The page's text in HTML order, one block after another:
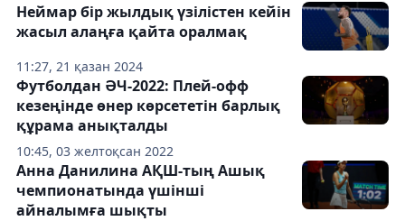
11:27, 21 қазан 2024
Неймар бір жылдық үзілістен кейін
жасыл алаңға қайта оралмақ
10:45, 03 желтоқсан 2022
Футболдан ӘЧ-2022: Плей-офф
кезеңінде өнер көрсететін барлық
құрама анықталды
Анна Данилина АҚШ-тың Ашық
чемпионатында үшінші
айналымға шықты